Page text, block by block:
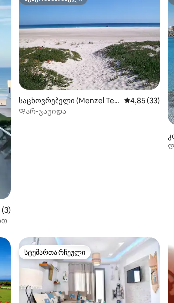
შეფასებაა 5‑დან 5,0, 3 მიმოხილვა
(3)
სუპერმასპინძელი
საცხოვრებელი (Menzel Te
mime)
საშუალო
4,85 (33)
Დარ-ჯაუიდა
სტუმართა რჩეული
სტუმართა რჩეული